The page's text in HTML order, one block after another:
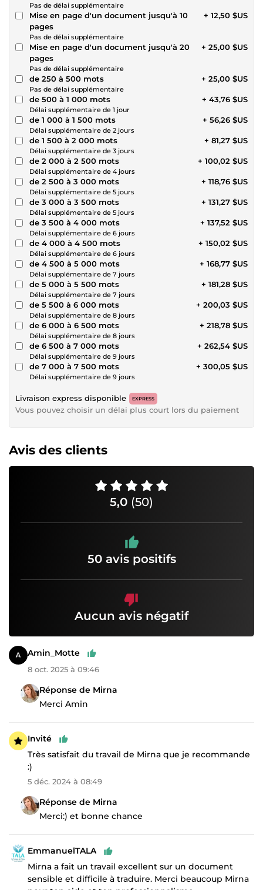
Pas de délai supplémentaire
Mise en page d'un document jusqu'à 10
pages
Pas de délai supplémentaire
+ 12,50 $US
Mise en page d'un document jusqu'à 20
pages
Pas de délai supplémentaire
+ 25,00 $US
de 250 à 500 mots
Pas de délai supplémentaire
+ 25,00 $US
de 500 à 1 000 mots
Délai supplémentaire de 1 jour
+ 43,76 $US
de 1 000 à 1 500 mots
Délai supplémentaire de 2 jours
+ 56,26 $US
de 1 500 à 2 000 mots
Délai supplémentaire de 3 jours
+ 81,27 $US
de 2 000 à 2 500 mots
Délai supplémentaire de 4 jours
+ 100,02 $US
de 2 500 à 3 000 mots
Délai supplémentaire de 5 jours
+ 118,76 $US
de 3 000 à 3 500 mots
Délai supplémentaire de 5 jours
+ 131,27 $US
de 3 500 à 4 000 mots
Délai supplémentaire de 6 jours
+ 137,52 $US
de 4 000 à 4 500 mots
Délai supplémentaire de 6 jours
+ 150,02 $US
de 4 500 à 5 000 mots
Délai supplémentaire de 7 jours
+ 168,77 $US
de 5 000 à 5 500 mots
Délai supplémentaire de 7 jours
+ 181,28 $US
de 5 500 à 6 000 mots
Délai supplémentaire de 8 jours
+ 200,03 $US
de 6 000 à 6 500 mots
Délai supplémentaire de 8 jours
+ 218,78 $US
de 6 500 à 7 000 mots
Délai supplémentaire de 9 jours
+ 262,54 $US
de 7 000 à 7 500 mots
Délai supplémentaire de 9 jours
+ 300,05 $US
Livraison express disponible EXPRESS
Vous pouvez choisir un délai plus court lors du paiement
Avis des clients
5,0 (50)
50 avis positifs
Aucun avis négatif
Amin_Motte
8 oct. 2025 à 09:46
Réponse de Mirna
Merci Amin
Invité
Très satisfait du travail de Mirna que je recommande
:)
5 déc. 2024 à 08:49
Réponse de Mirna
Merci:) et bonne chance
EmmanuelTALA
Mirna a fait un travail excellent sur un document
sensible et difficile à traduire. Merci beaucoup Mirna